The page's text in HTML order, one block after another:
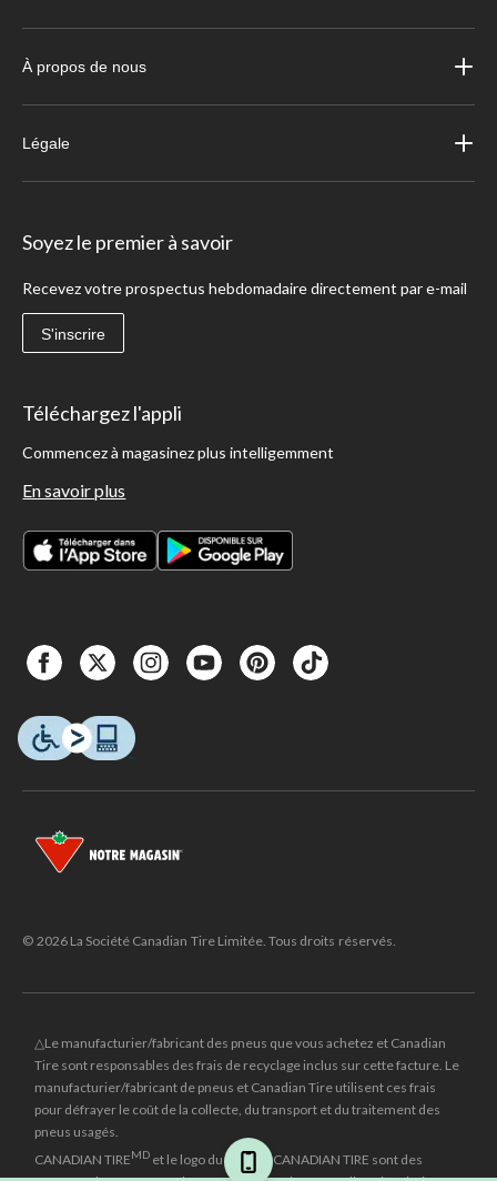
À propos de nous
Légale
Soyez le premier à savoir
Recevez votre prospectus hebdomadaire directement par e-mail
S'inscrire
Téléchargez l'appli
Commencez à magasinez plus intelligemment
En savoir plus
© 2026 La Société Canadian Tire Limitée. Tous droits réservés.
△Le manufacturier/fabricant des pneus que vous achetez et Canadian
Tire sont responsables des frais de recyclage inclus sur cette facture. Le
manufacturier/fabricant de pneus et Canadian Tire utilisent ces frais
pour défrayer le coût de la collecte, du transport et du traitement des
pneus usagés.
CANADIAN TIREMD et le logo du triangle CANADIAN TIRE sont des